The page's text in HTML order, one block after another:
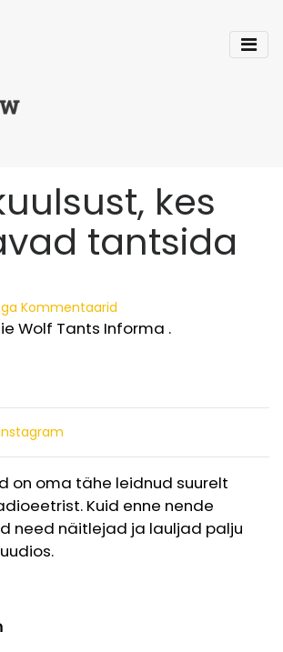
kes
tantsida
Kommentaarid
Wolf Tants Informa .
on oma tähe leidnud suurelt
Kuid enne nende
need näitlejad ja lauljad palju